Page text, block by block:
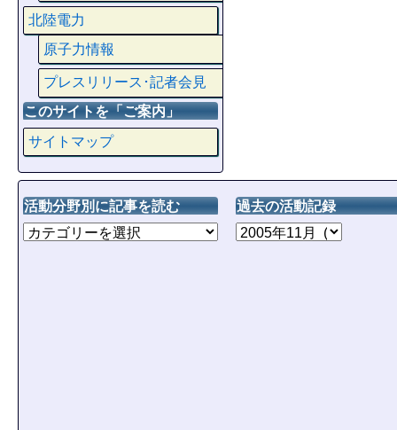
北陸電力
原子力情報
プレスリリース･記者会見
このサイトを「ご案内」
サイトマップ
活動分野別に記事を読む 過去の活動記録